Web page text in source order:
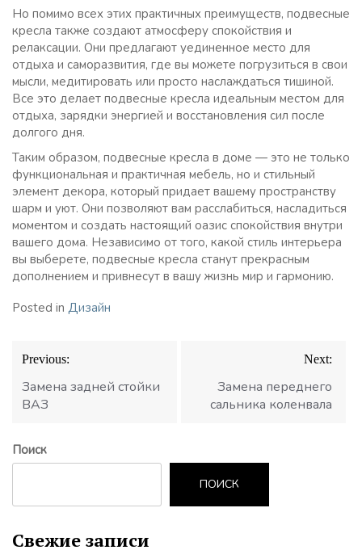
Но помимо всех этих практичных преимуществ, подвесные
кресла также создают атмосферу спокойствия и
релаксации. Они предлагают уединенное место для
отдыха и саморазвития, где вы можете погрузиться в свои
мысли, медитировать или просто наслаждаться тишиной.
Все это делает подвесные кресла идеальным местом для
отдыха, зарядки энергией и восстановления сил после
долгого дня.
Таким образом, подвесные кресла в доме — это не только
функциональная и практичная мебель, но и стильный
элемент декора, который придает вашему пространству
шарм и уют. Они позволяют вам расслабиться, насладиться
моментом и создать настоящий оазис спокойствия внутри
вашего дома. Независимо от того, какой стиль интерьера
вы выберете, подвесные кресла станут прекрасным
дополнением и привнесут в вашу жизнь мир и гармонию.
Posted in Дизайн
Навигация
по
записям
Previous:
Замена задней стойки
ВАЗ
Next:
Замена переднего
сальника коленвала
Поиск
ПОИСК
Свежие записи